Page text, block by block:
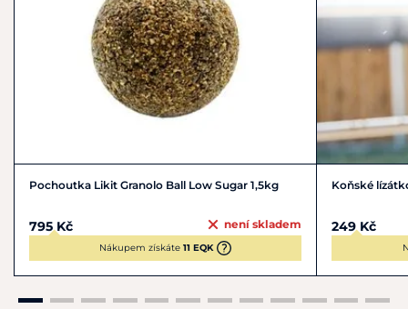
Pochoutka Likit Granolo Ball Low Sugar 1,5kg
795 Kč není skladem
Nákupem získáte 11 EQK
Koňské
249 Kč